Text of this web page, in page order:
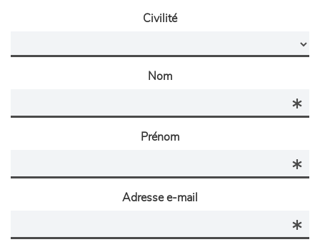
Civilité
Nom
Prénom
Adresse e-mail